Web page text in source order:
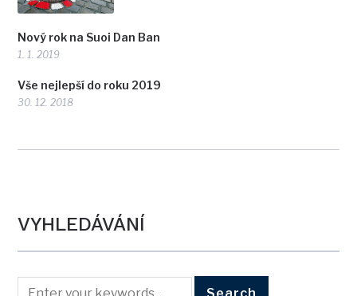
Nový rok na Suoi Dan Ban
1. 1. 2019
Vše nejlepší do roku 2019
30. 12. 2018
VYHLEDÁVÁNÍ